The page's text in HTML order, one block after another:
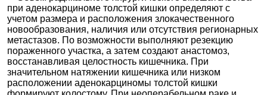
при аденокарциноме толстой кишки определяют с
учетом размера и расположения злокачественного
новообразования, наличия или отсутствия регионарных
метастазов. По возможности выполняют резекцию
пораженного участка, а затем создают анастомоз,
восстанавливая целостность кишечника. При
значительном натяжении кишечника или низком
расположении аденокарциномы толстой кишки